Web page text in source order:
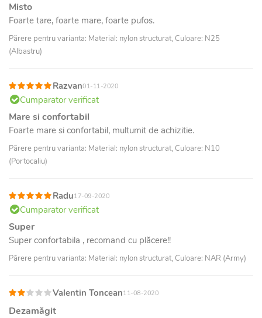
Misto
Foarte tare, foarte mare, foarte pufos.
Părere pentru varianta: Material: nylon structurat, Culoare: N25
(Albastru)
Razvan01-11-2020
Cumparator verificat
Mare si confortabil
Foarte mare si confortabil, multumit de achizitie.
Părere pentru varianta: Material: nylon structurat, Culoare: N10
(Portocaliu)
Radu17-09-2020
Cumparator verificat
Super
Super confortabila , recomand cu plăcere!!
Părere pentru varianta: Material: nylon structurat, Culoare: NAR (Army)
Valentin Toncean11-08-2020
Dezamăgit